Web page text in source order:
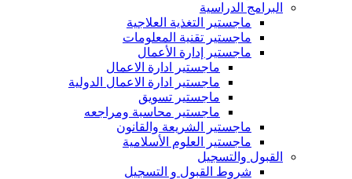
البرامج الدراسية
ماجستير التغذية العلاجية
ماجستير تقنية المعلومات
ماجستير إدارة الأعمال
ماجستير ادارة الاعمال
ماجستير ادارة الاعمال الدولية
ماجستير تسويق
ماجستير محاسبة ومراجعه
ماجستير الشريعة والقانون
ماجستير العلوم الأسلامية
القبول والتسجيل
شروط القبول و التسجيل